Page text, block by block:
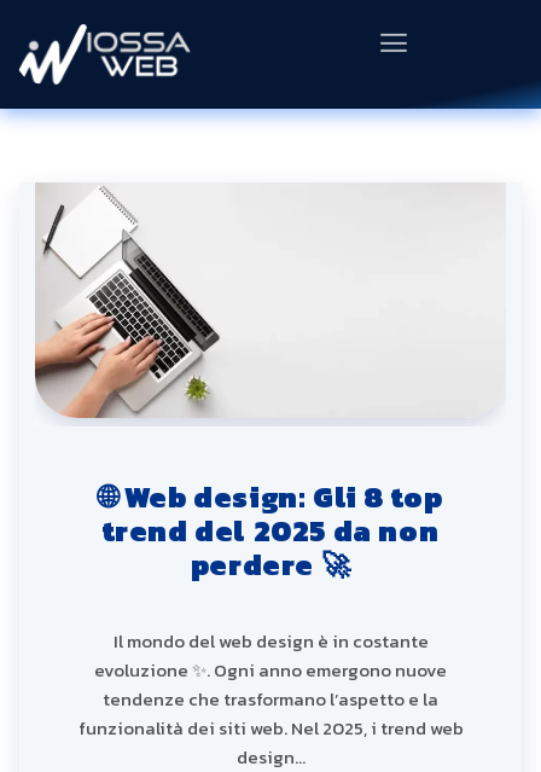
🌐 Web design: Gli 8 top
trend del 2025 da non
perdere 🚀
Il mondo del web design è in costante
evoluzione ✨. Ogni anno emergono nuove
tendenze che trasformano l’aspetto e la
funzionalità dei siti web. Nel 2025, i trend web
design…